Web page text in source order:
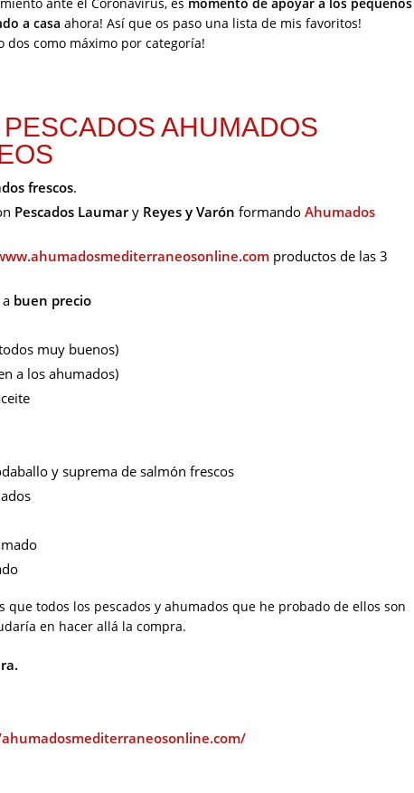
ante el Coronavirus, es momento de apoyar a los pequeños
a casa ahora! Así que os paso una lista de mis favoritos!
dos como máximo por categoría!
AHUMADOS
frescos.
Pescados Laumary Reyes y Varón formando Ahumados
productos de las 3
buen precio
muy buenos)
a los ahumados)
y suprema de salmón frescos
que todos los pescados y ahumados que he probado de ellos son
en hacer allá la compra.